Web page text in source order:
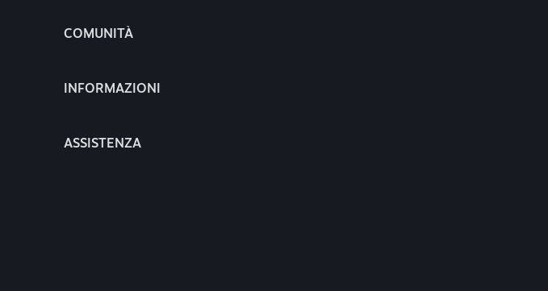
COMUNITÀ
INFORMAZIONI
ASSISTENZA